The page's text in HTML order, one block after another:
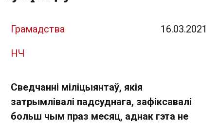
Грамадства 16.03.2021
НЧ
Сведчанні міліцыянтаў, якія
затрымлівалі падсуднага, зафіксавалі
больш чым праз месяц, аднак гэта не